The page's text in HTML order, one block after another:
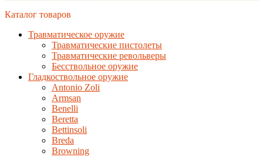
Каталог товаров
Травматическое оружие
Травматические пистолеты
Травматические револьверы
Бесствольное оружие
Гладкоствольное оружие
Antonio Zoli
Armsan
Benelli
Beretta
Bettinsoli
Breda
Browning